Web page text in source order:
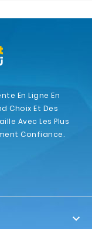
En Ligne En
Choix Et Des
Avec Les Plus
Confiance.
